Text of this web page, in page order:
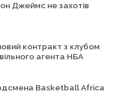
Джеймс не захотів
контракт з клубом
агента НБА
Basketball Africa